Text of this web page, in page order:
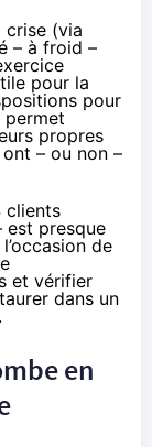
crise (via
– à froid –
pour la
pour
permet
propres
– ou non –
clients
est presque
de
et vérifier
dans un
en